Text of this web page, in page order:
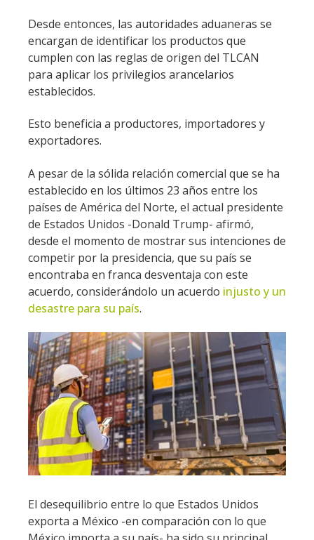
Desde entonces, las autoridades aduaneras se
encargan de identificar los productos que
cumplen con las reglas de origen del TLCAN
para aplicar los privilegios arancelarios
establecidos.
Esto beneficia a productores, importadores y
exportadores.
A pesar de la sólida relación comercial que se ha
establecido en los últimos 23 años entre los
países de América del Norte, el actual presidente
de Estados Unidos -Donald Trump- afirmó,
desde el momento de mostrar sus intenciones de
competir por la presidencia, que su país se
encontraba en franca desventaja con este
acuerdo, considerándolo un acuerdo injusto y un
desastre para su país.
El desequilibrio entre lo que Estados Unidos
exporta a México -en comparación con lo que